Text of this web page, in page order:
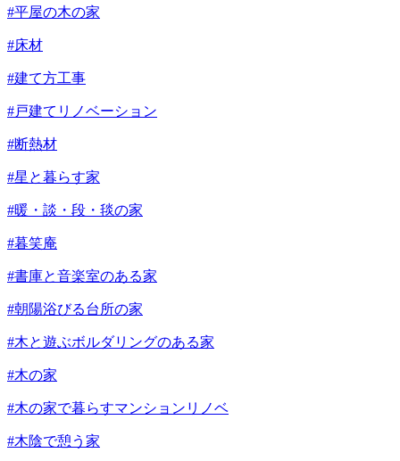
#平屋の木の家
#床材
#建て方工事
#戸建てリノベーション
#断熱材
#星と暮らす家
#暖・談・段・毯の家
#暮笑庵
#書庫と音楽室のある家
#朝陽浴びる台所の家
#木と遊ぶボルダリングのある家
#木の家
#木の家で暮らすマンションリノベ
#木陰で憩う家